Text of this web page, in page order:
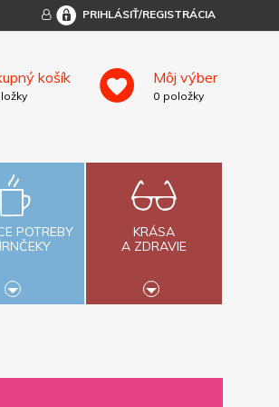
PRIHLÁSIŤ/REGISTRÁCIA
košík Môj výber
0 položky
POTREBY
KRÁSA
A ZDRAVIE